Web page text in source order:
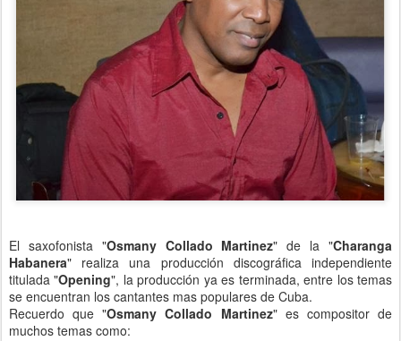
El saxofonista "Osmany Collado Martinez" de la "Charanga
Habanera" realiza una producción discográfica independiente
titulada "Opening", la producción ya es terminada, entre los temas
se encuentran los cantantes mas populares de Cuba.
Recuerdo que "Osmany Collado Martinez" es compositor de
muchos temas como: